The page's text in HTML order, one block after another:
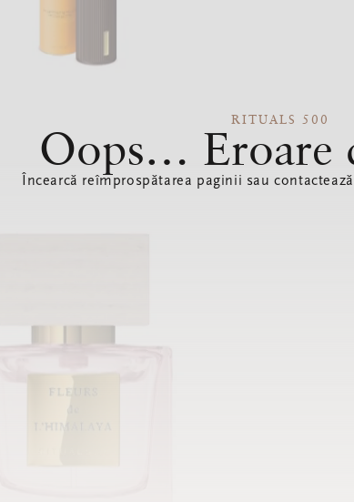
RITUALS 500
Oops… Eroare
Încearcă reîmprospătarea paginii sau